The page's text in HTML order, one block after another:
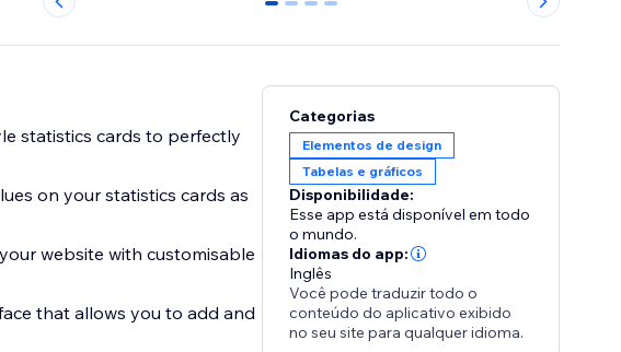
0 1 2 3
statistics cards to perfectly
on your statistics cards as
website with customisable
that allows you to add and
Categorias
Elementos de design
Tabelas e gráficos
Disponibilidade:
Esse app está disponível em todo
o mundo.
Idiomas do app:
Inglês
Você pode traduzir todo o
conteúdo do aplicativo exibido
no seu site para qualquer idioma.